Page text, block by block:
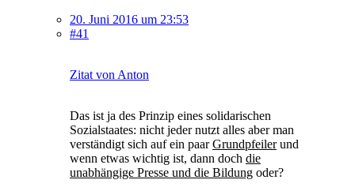
20. Juni 2016 um 23:53
#41
Zitat von Anton
Das ist ja des Prinzip eines solidarischen
Sozialstaates: nicht jeder nutzt alles aber man
verständigt sich auf ein paarGrundpfeilerund
wenn etwas wichtig ist, dann doch die
unabhängige Presse und die Bildung oder?